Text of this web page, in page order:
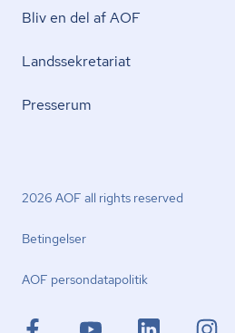
Bliv en del af AOF
Lands­se­kre­ta­ri­at
Presserum
2026 AOF all rights reserved
Betingelser
AOF per­son­da­ta­po­li­tik